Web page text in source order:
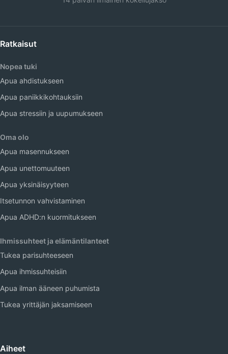
Ratkaisut
Nopea tuki
Apua ahdistukseen
Apua paniikkikohtauksiin
Apua stressiin ja uupumukseen
Oma olo
Apua masennukseen
Apua unettomuuteen
Apua yksinäisyyteen
Itsetunnon vahvistaminen
Apua ADHD:n kuormitukseen
Ihmissuhteet ja elämäntilanteet
Tukea parisuhteeseen
Apua ihmissuhteisiin
Apua ilman ääneen puhumista
Tukea yrittäjän jaksamiseen
Aiheet